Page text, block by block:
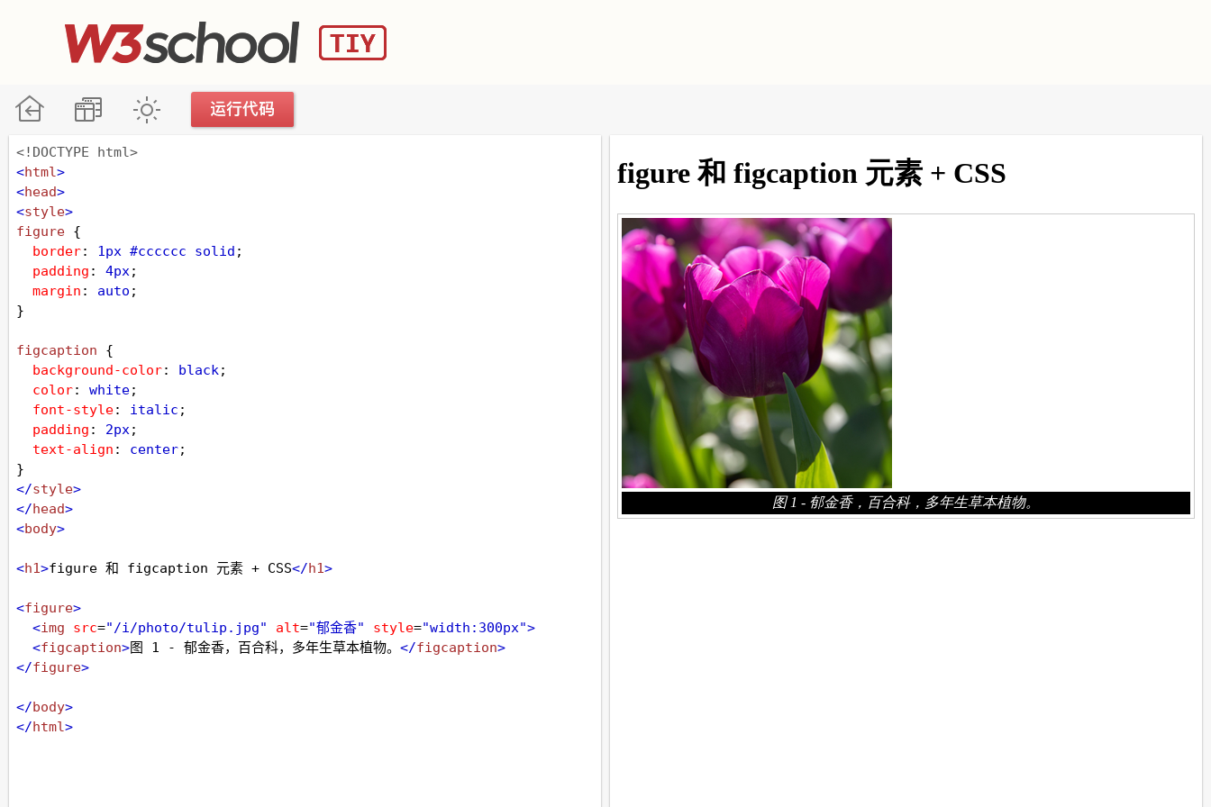
<!DOCTYPE html>
<html>
<head>
<style>
figure {
border: 1px #cccccc solid ;
padding : 4px;
margin : auto ;
}
figcaption {
background-color: black;
color: white;
font-style: italic ;
padding : 2px;
text-align : center;
}
</style>
</head>
<body>
<h1>figure 和 figcaption 元素 + CSS</h1>
<figure>
<img src="/i/photo/tulip.jpg" alt="郁金香" style="width:300px">
<figcaption>图 1 - 郁金香，百合科，多年生草本植物。 </figcaption>
</figure>
</body>
</html>